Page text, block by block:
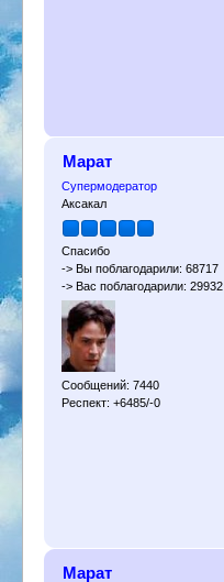
Марат
Супермодератор
Аксакал
Спасибо
-> Вы поблагодарили: 68717
-> Вас поблагодарили: 29932
Сообщений: 7440
Респект: +6485/-0
Марат